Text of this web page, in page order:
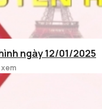
ngày 12/01/2025
xem